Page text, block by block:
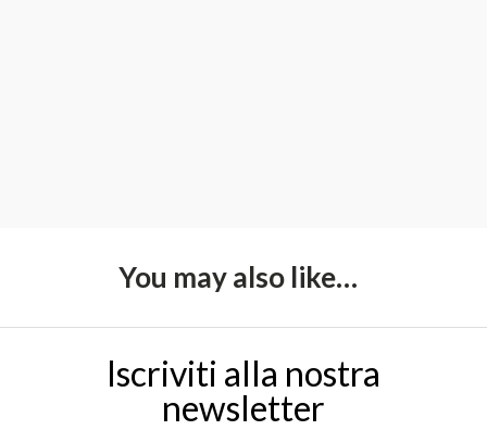
You may also like…
Iscriviti alla nostra
newsletter